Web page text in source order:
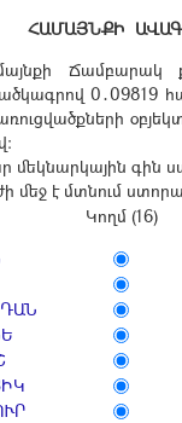
ՀԱՄԱՅՆՔԻ
Ճամբարակ
0․09819
մեկնարկային գին
մեջ է մտնում
Կողմ (16)